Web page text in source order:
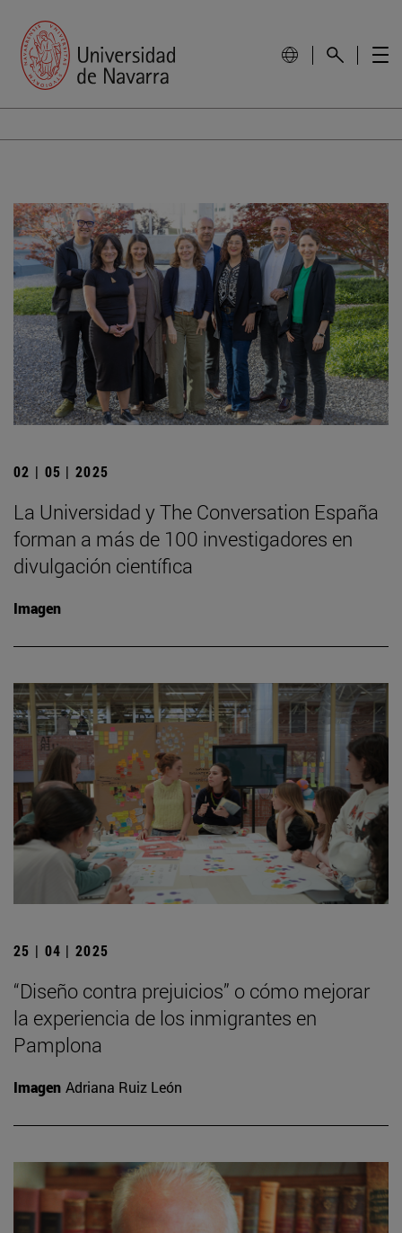
02 | 05 | 2025
La Universidad y The Conversation España
forman a más de 100 investigadores en
divulgación científica
Imagen
25 | 04 | 2025
“Diseño contra prejuicios” o cómo mejorar
la experiencia de los inmigrantes en
Pamplona
Imagen Adriana Ruiz León